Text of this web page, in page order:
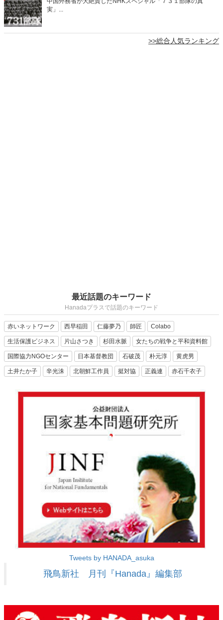
実」...
>>総合人気ランキング
最近話題のキーワード
Hanadaプラスで話題のキーワード
赤いネットワーク 西早稲田 仁藤夢乃 師匠 Colabo
生活保護ビジネス 片山さつき 杉田水脈 女たちの戦争と平和資料館
国際協力NGOセンター 日本基督教団 石破茂 朴元淳 黄虎男
土井たか子 辛光洙 北朝鮮工作員 挺対協 正義連 赤石千衣子
Tweets by HANADA_asuka
飛鳥新社 月刊『Hanada』編集部